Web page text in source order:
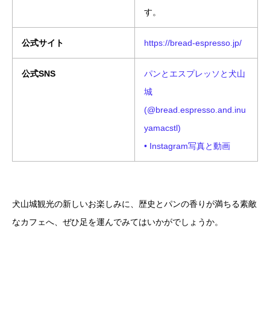
す。
公式サイト https://bread-espresso.jp/
公式SNS
パンとエスプレッソと犬山
城
(@bread.espresso.and.inu
yamacstl)
• Instagram写真と動画
犬山城観光の新しいお楽しみに、歴史とパンの香りが満ちる素敵
なカフェへ、ぜひ足を運んでみてはいかがでしょうか。